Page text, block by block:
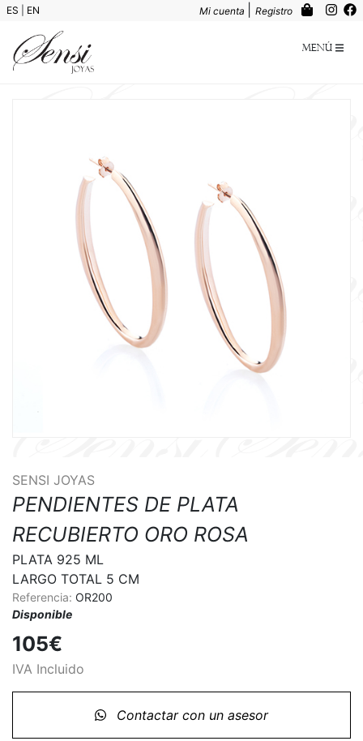
ES EN Mi cuenta Registro
Menú
SENSI JOYAS
PENDIENTES DE PLATA
RECUBIERTO ORO ROSA
PLATA 925 ML
LARGO TOTAL 5 CM
Referencia: OR200
Disponible
105€
IVA Incluido
Contactar con un asesor